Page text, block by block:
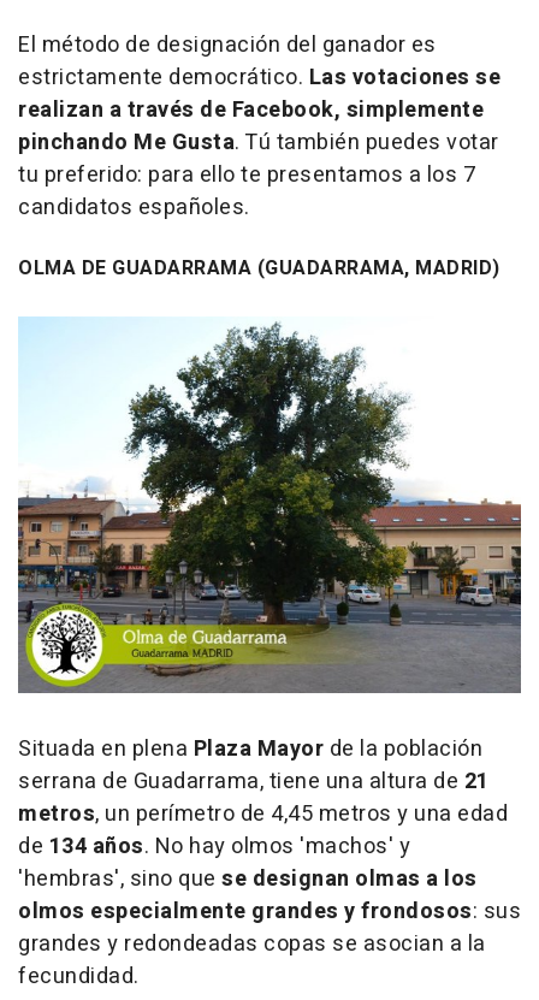
El método de designación del ganador es
estrictamente democrático. Las votaciones se
realizan a través de Facebook, simplemente
pinchando Me Gusta. Tú también puedes votar
tu preferido: para ello te presentamos a los 7
candidatos españoles.
OLMA DE GUADARRAMA (GUADARRAMA, MADRID)
Situada en plena Plaza Mayor de la población
serrana de Guadarrama, tiene una altura de 21
metros, un perímetro de 4,45 metros y una edad
de 134 años. No hay olmos 'machos' y
'hembras', sino que se designan olmas a los
olmos especialmente grandes y frondosos: sus
grandes y redondeadas copas se asocian a la
fecundidad.